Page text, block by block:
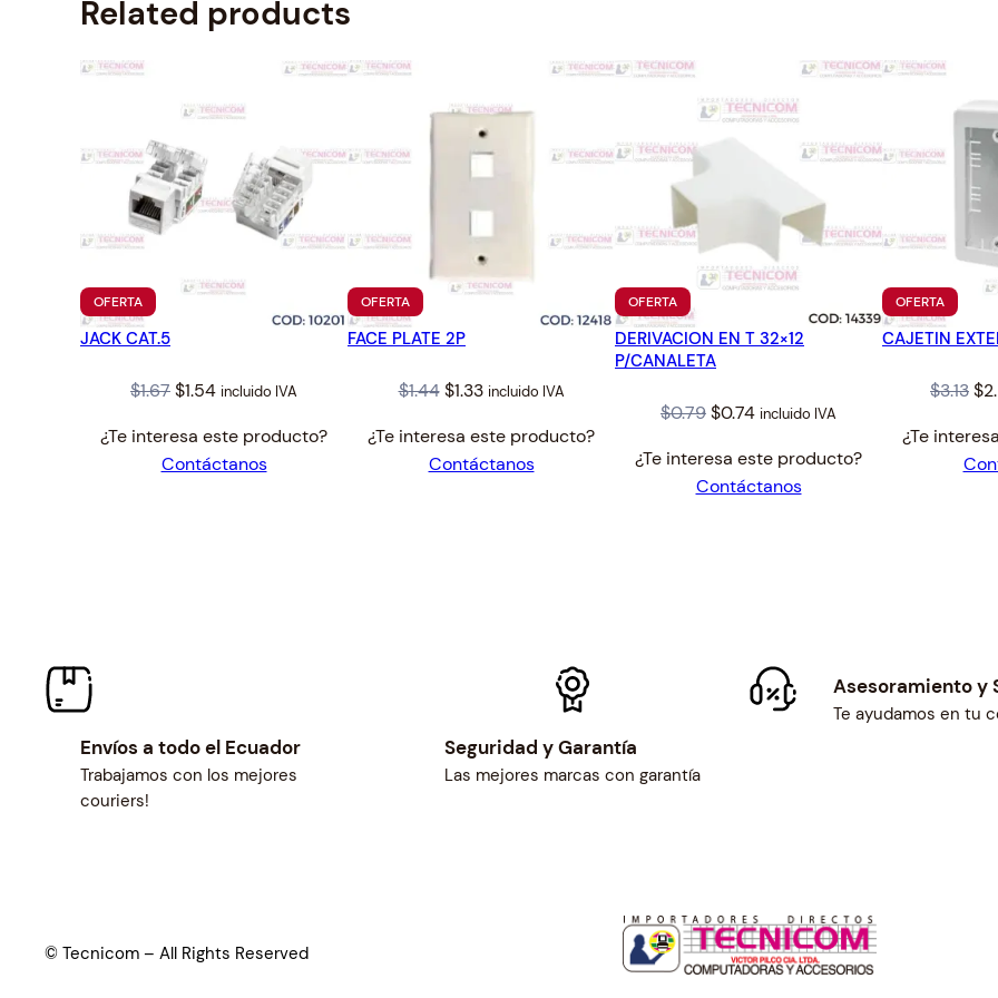
Related products
OFERTAPRODUCTO
EN
OFERTA
JACK CAT.5
$1.67Original
was:
$1.67.
$1.54Current
is:
$1.54.
incluido IVA
¿Te interesa este producto?
Contáctanos
OFERTAPRODUCTO
EN
OFERTA
FACE PLATE 2P
$1.44 Original
was:
$1.44.
$1.33Current
is:
$1.33.
incluido IVA
¿Te interesa este producto?
Contáctanos
OFERTAPRODUCTO
EN
OFERTA
DERIVACION EN T 32×12
P/CANALETA
$0.79Original
was:
$0.79.
$0.74Current
is:
$0.74.
incluido IVA
¿Te interesa este producto?
Contáctanos
OFERTA
EN
OFERTA
CAJETIN
$3.13$
¿Te
Envíos a todo el Ecuador
Trabajamos con los mejores
couriers!
Seguridad y Garantía
Las mejores marcas con garantía
Asesoramiento y
Te ayudamos en tu
© Tecnicom – All Rights Reserved